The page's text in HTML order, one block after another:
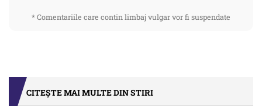
* Comentariile care contin limbaj vulgar vor fi suspendate
CITEȘTE MAI MULTE DIN STIRI